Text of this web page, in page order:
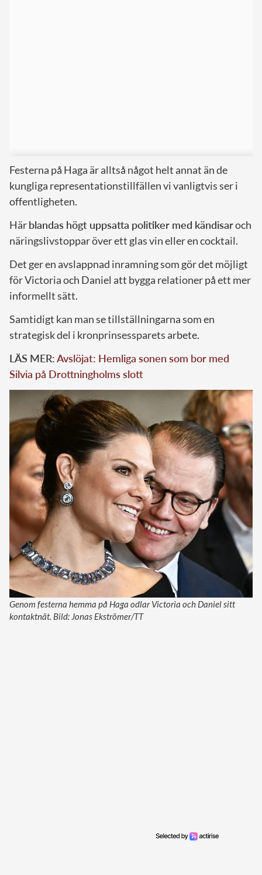
Festerna på Haga är alltså något helt annat än de
kungliga representationstillfällen vi vanligtvis ser i
offentligheten.
Härblandas högt uppsatta politiker med kändisaroch
näringslivstoppar över ett glas vin eller en cocktail.
Det ger en avslappnad inramning som gör det möjligt
för Victoria och Daniel att bygga relationer på ett mer
informellt sätt.
Samtidigt kan man se tillställningarna som en
strategisk del i kronprinsessparets arbete.
LÄS MER:Avslöjat: Hemliga sonen som bor med
Silvia på Drottningholms slott
Genom festerna hemma på Haga odlar Victoria och Daniel sitt
kontaktnät. Bild: Jonas Ekströmer/TT